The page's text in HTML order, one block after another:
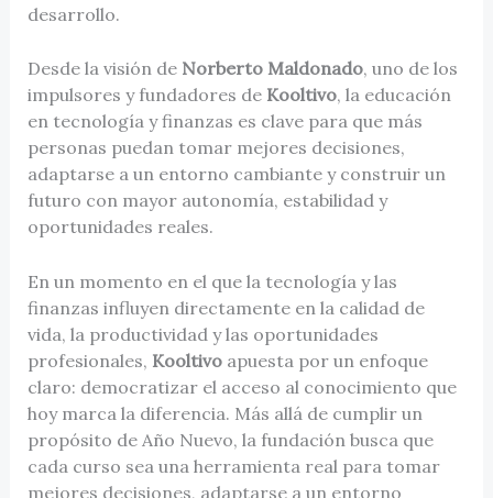
desarrollo.
Desde la visión de Norberto Maldonado, uno de los
impulsores y fundadores de Kooltivo, la educación
en tecnología y finanzas es clave para que más
personas puedan tomar mejores decisiones,
adaptarse a un entorno cambiante y construir un
futuro con mayor autonomía, estabilidad y
oportunidades reales.
En un momento en el que la tecnología y las
finanzas influyen directamente en la calidad de
vida, la productividad y las oportunidades
profesionales, Kooltivoapuesta por un enfoque
claro: democratizar el acceso al conocimiento que
hoy marca la diferencia. Más allá de cumplir un
propósito de Año Nuevo, la fundación busca que
cada curso sea una herramienta real para tomar
mejores decisiones, adaptarse a un entorno